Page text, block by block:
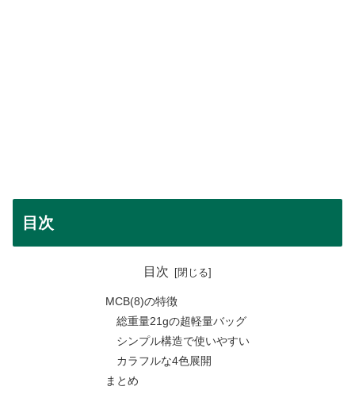
目次
目次
MCB(8)の特徴
総重量21gの超軽量バッグ
シンプル構造で使いやすい
カラフルな4色展開
まとめ